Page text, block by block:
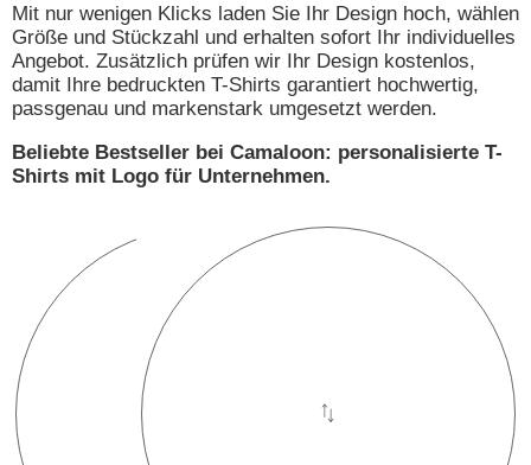
Mit nur wenigen Klicks laden Sie Ihr Design hoch, wählen
Größe und Stückzahl und erhalten sofort Ihr individuelles
Angebot. Zusätzlich prüfen wir Ihr Design kostenlos,
damit Ihre bedruckten T-Shirts garantiert hochwertig,
passgenau und markenstark umgesetzt werden.
Beliebte Bestseller bei Camaloon: personalisierte T-
Shirts mit Logo für Unternehmen.